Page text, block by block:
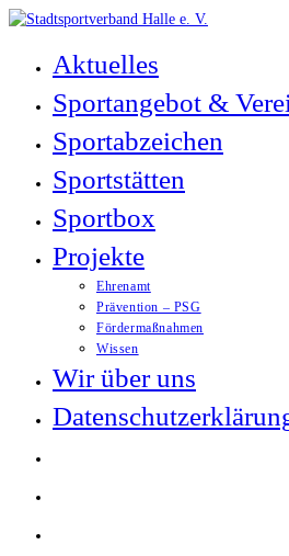
Zum
springenAktuelles
Sportangebot &
Sportabzeichen
Sportstätten
Sportbox
Projekte
Ehrenamt
Prävention – PSG
Fördermaßnahmen
Wissen
Wir über uns